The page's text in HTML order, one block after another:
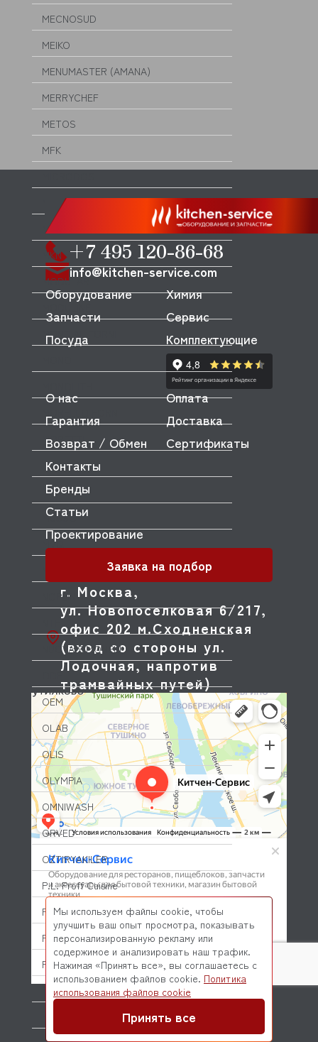
MECNOSUD
MEIKO
MENUMASTER (AMANA)
MERRYCHEF
METOS
MFK
MINERVA
MIWE
MKN
MODULAR
MONDIAL FORNI
MORETTI
MORICE
MULLER
MUSSO
MVQ
NOPEIN
NUOVA SIMONELLI
ODE
OEM
OLAB
OLIS
OLYMPIA
OMNIWASH
ORVED
OZTIRYAKILER
P.L. Proff Cuisine
PACKVAC
PACOJET
PANERO
PARKER
+7 495 120-86-68
info@kitchen-service.com
г. Москва,
ул. Новопоселковая 6/217,
офис 202 м.Сходненская
(вход со стороны ул.
Лодочная, напротив
трамвайных путей)
Оборудование
Запчасти
Посуда
Химия
Сервис
Комплектующие
О нас
Оплата
Гарантия
Доставка
Возврат / Обмен
Сертификаты
Контакты
Бренды
Статьи
Проектирование
Заявка на подбор
© 2026 Kitchen-Service.com Интернет-магазин запчастей
и оборудования профессиональной кухни
Мы используем файлы cookie, чтобы
улучшить ваш опыт просмотра, показывать
персонализированную рекламу или
содержимое и анализировать наш трафик.
Нажимая «Принять все», вы соглашаетесь с
использованием файлов cookie. Политика
использования файлов cookie
Принять все